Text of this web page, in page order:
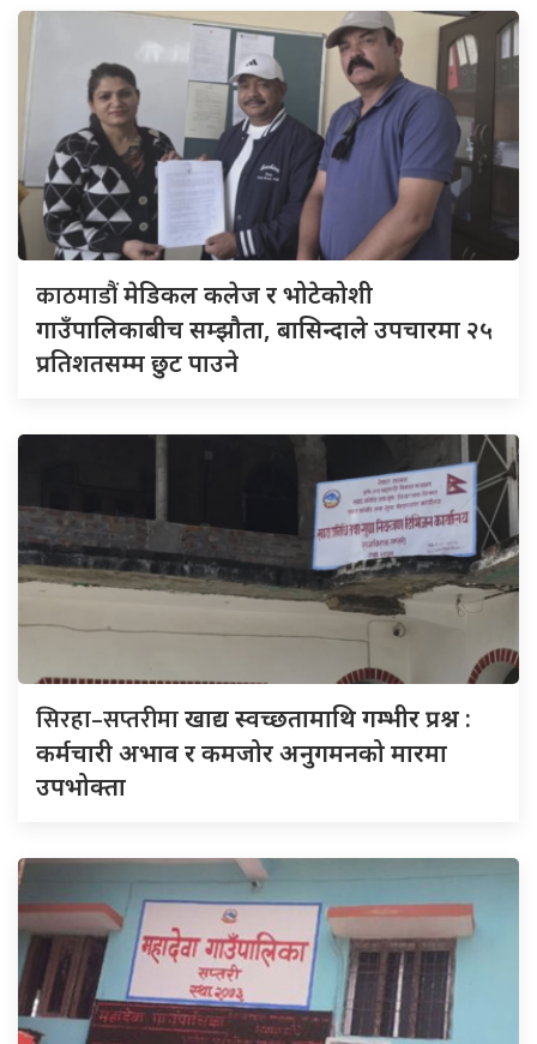
काठमाडौंमेडिकल कलेज र भोटेकोशी
गाउँपालिकाबीच सम्झौता, बासिन्दाले उपचारमा २५
प्रतिशतसम्म छुट पाउने
सिरहा–सप्तरीमाखाद्य स्वच्छतामाथि गम्भीर प्रश्न :
कर्मचारी अभाव र कमजोर अनुगमनको मारमा
उपभोक्ता